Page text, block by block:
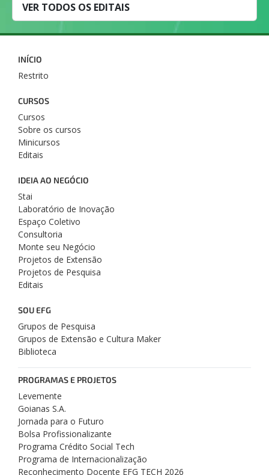
VER TODOS OS EDITAIS
INÍCIO
Restrito
CURSOS
Cursos
Sobre os cursos
Minicursos
Editais
IDEIA AO NEGÓCIO
Stai
Laboratório de Inovação
Espaço Coletivo
Consultoria
Monte seu Negócio
Projetos de Extensão
Projetos de Pesquisa
Editais
SOU EFG
Grupos de Pesquisa
Grupos de Extensão e Cultura Maker
Biblioteca
PROGRAMAS E PROJETOS
Levemente
Goianas S.A.
Jornada para o Futuro
Bolsa Profissionalizante
Programa Crédito Social Tech
Programa de Internacionalização
Reconhecimento Docente EFG TECH 2026